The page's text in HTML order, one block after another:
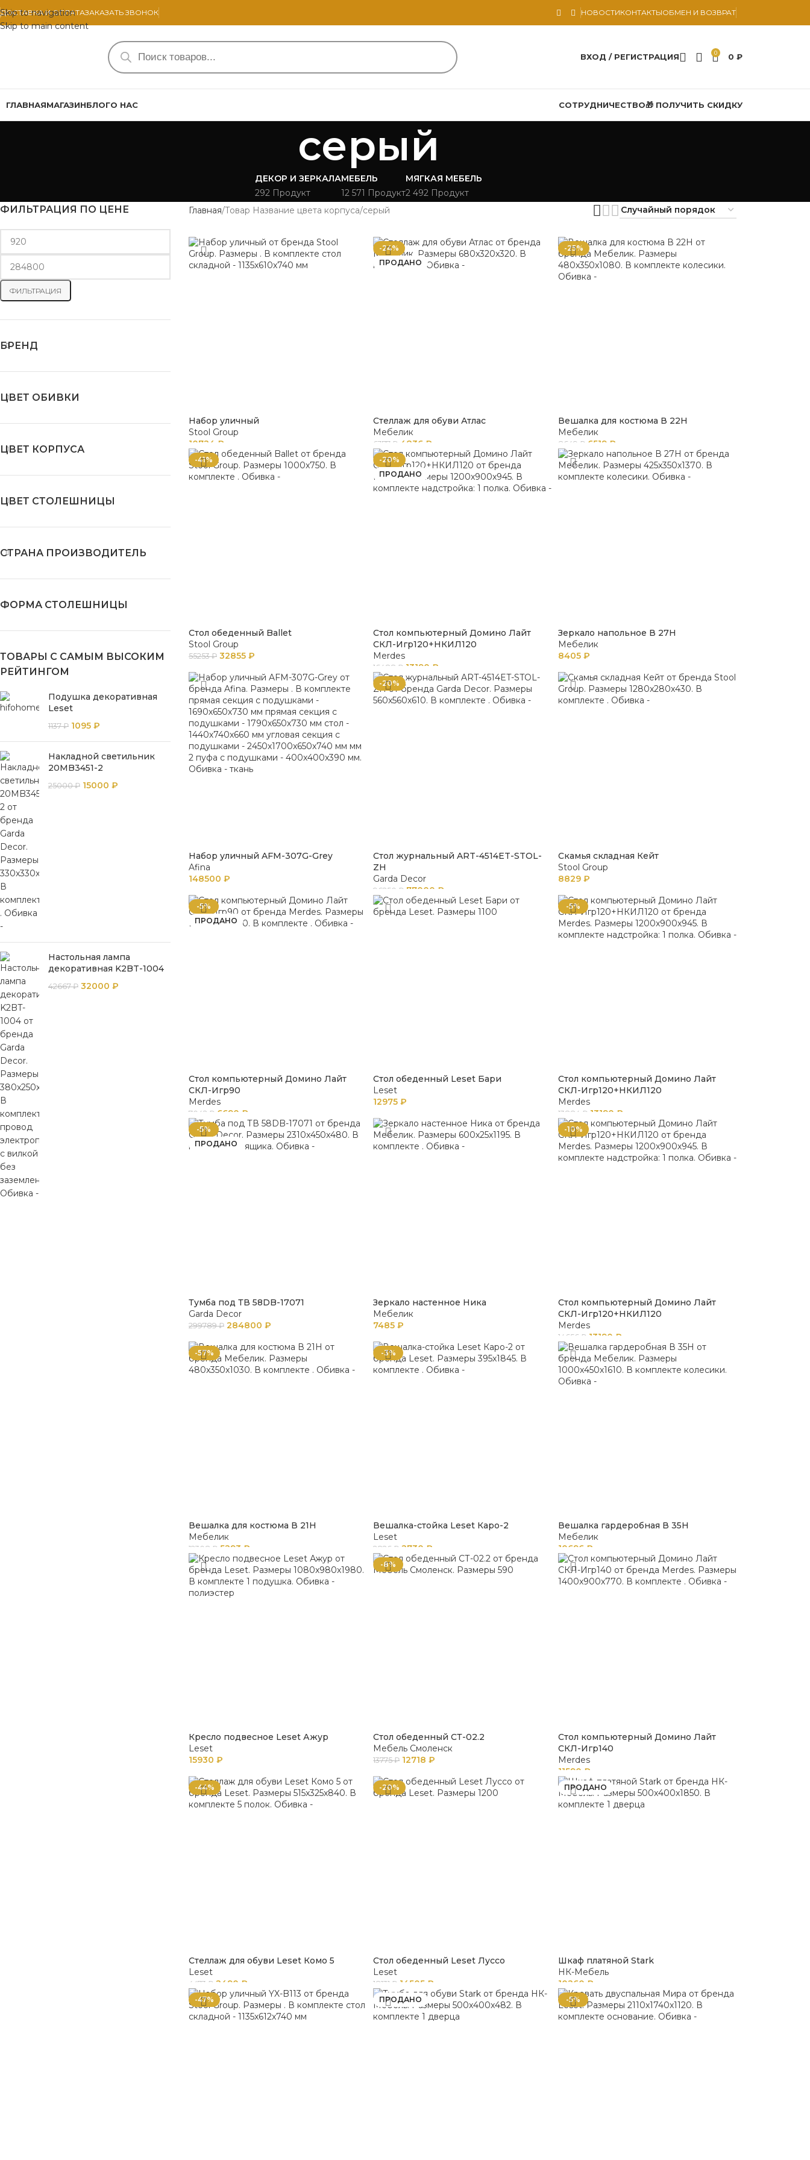
Skip to navigation
Skip to main content
ДОСТАВКА И ОПЛАТАЗАКАЗАТЬ ЗВОНОК НОВОСТИКОНТАКТЫОБМЕН И ВОЗВРАТ
ВХОД / РЕГИСТРАЦИЯ 0 0 ₽
ГЛАВНАЯМАГАЗИНБЛОГО НАС СОТРУДНИЧЕСТВО🎁 ПОЛУЧИТЬ СКИДКУ
серый
ДЕКОР И ЗЕРКАЛА
292 Продукт
МЕБЕЛЬ
12 571 Продукт
МЯГКАЯ МЕБЕЛЬ
2 492 Продукт
ФИЛЬТРАЦИЯ ПО ЦЕНЕ
ФИЛЬТРАЦИЯ
БРЕНД
ЦВЕТ ОБИВКИ
ЦВЕТ КОРПУСА
ЦВЕТ СТОЛЕШНИЦЫ
СТРАНА ПРОИЗВОДИТЕЛЬ
ФОРМА СТОЛЕШНИЦЫ
ТОВАРЫ С САМЫМ ВЫСОКИМ
РЕЙТИНГОМ
Подушка декоративная
Leset
1137₽ 1095 ₽
Накладной светильник
20MB3451-2
25000₽ 15000 ₽
Настольная лампа
декоративная K2BT-1004
42667₽ 32000 ₽
Главная Товар Название цвета корпуса серый
Набор уличный
Stool Group
10724 ₽
-24%
ПРОДАНО
Стеллаж для обуви Атлас
Мебелик
6377 ₽ 4836 ₽
-25%
Вешалка для костюма В 22Н
Мебелик
8649 ₽ 6519 ₽
-41%
Стол обеденный Ballet
Stool Group
55253₽ 32855 ₽
-20%
ПРОДАНО
Стол компьютерный Домино Лайт
СКЛ-Игр120+НКИЛ120
Merdes
16488 ₽ 13190 ₽
Зеркало напольное В 27Н
Мебелик
8405 ₽
Набор уличный AFM-307G-Grey
Afina
148500 ₽
-20%
Стол журнальный ART-4514ET-STOL-
ZH
Garda Decor
96250 ₽ 77000 ₽
Скамья складная Кейт
Stool Group
8829 ₽
-5%
ПРОДАНО
Стол компьютерный Домино Лайт
СКЛ-Игр90
Merdes
7042 ₽ 6690 ₽
Стол обеденный Leset Бари
Leset
12975₽
-5%
Стол компьютерный Домино Лайт
СКЛ-Игр120+НКИЛ120
Merdes
13884 ₽ 13190 ₽
-5%
ПРОДАНО
Тумба под ТВ 58DB-17071
Garda Decor
299789₽ 284800 ₽
Зеркало настенное Ника
Мебелик
7485₽
-10%
Стол компьютерный Домино Лайт
СКЛ-Игр120+НКИЛ120
Merdes
14656 ₽ 13190 ₽
-57%
Вешалка для костюма В 21Н
Мебелик
12308 ₽ 5293 ₽
-3%
Вешалка-стойка Leset Каро-2
Leset
2826 ₽ 2730 ₽
Вешалка гардеробная В 35Н
Мебелик
10696 ₽
Кресло подвесное Leset Ажур
Leset
15930 ₽
-8%
Стол обеденный СТ-02.2
Мебель Смоленск
13775₽ 12718₽
Стол компьютерный Домино Лайт
СКЛ-Игр140
Merdes
11590 ₽
-44%
Стеллаж для обуви Leset Комо 5
Leset
4473 ₽ 2490 ₽
-20%
Стол обеденный Leset Луссо
Leset
18131 ₽ 14505 ₽
ПРОДАНО
Шкаф платяной Stark
НК-Мебель
10260 ₽
-47% ПРОДАНО -5%